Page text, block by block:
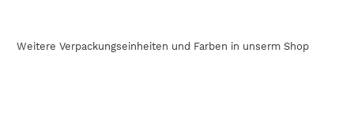
Weitere Verpackungseinheiten und Farben in unserm Shop